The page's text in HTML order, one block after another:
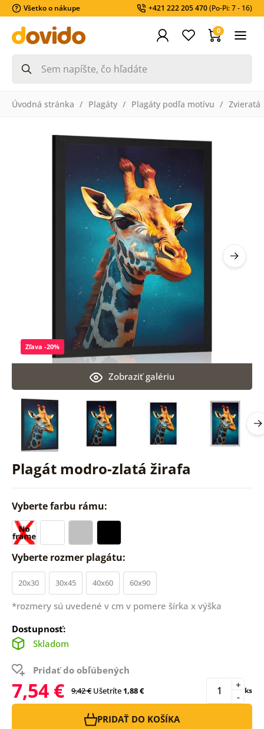
Všetko o nákupe +421 222 205 470(Po-Pi: 7 - 16)
0
Úvodná stránka Plagáty Plagáty podľa motívu Zvieratá
Plagát modro-zlatá žirafa
Zobraziť galériu
Zľava -20%
Vyberte farbu rámu:
Vyberte rozmer plagátu:
20x30 30x45 40x60 60x90
*rozmery sú uvedené v cm v pomere šírka x výška
Dostupnosť:
Skladom
Pridať do obľúbených
7,54 € 9,42 € Ušetríte1,88 € -
+ ks
PRIDAŤ DO KOŠÍKA